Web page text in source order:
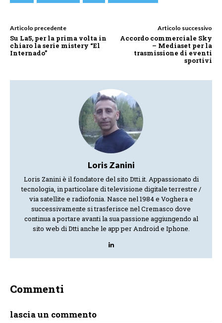
Articolo precedente
Su La5, per la prima volta in
chiaro la serie mistery “El
Internado”
Articolo successivo
Accordo commerciale Sky
– Mediaset per la
trasmissione di eventi
sportivi
Loris Zanini
Loris Zanini è il fondatore del sito Dtti.it. Appassionato di
tecnologia, in particolare di televisione digitale terrestre /
via satellite e radiofonia. Nasce nel 1984 e Voghera e
successivamente si trasferisce nel Cremasco dove
continua a portare avanti la sua passione aggiungendo al
sito web di Dtti anche le app per Android e Iphone.
Commenti
lascia un commento